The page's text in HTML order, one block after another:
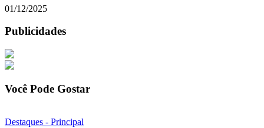
01/12/2025
Publicidades
Você Pode Gostar
Destaques - Principal